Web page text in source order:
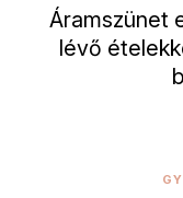
Áramszünet
lévő